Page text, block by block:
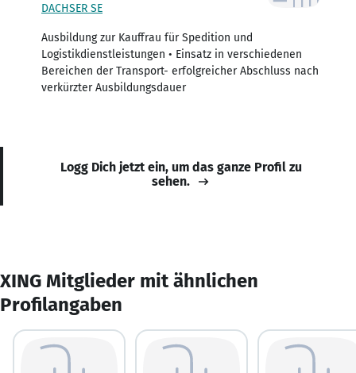
DACHSER SE
Ausbildung zur Kauffrau für Spedition und
Logistikdienstleistungen • Einsatz in verschiedenen
Bereichen der Transport- erfolgreicher Abschluss nach
verkürzter Ausbildungsdauer
Logg Dich jetzt ein, um das ganze Profil zu
sehen.
XING Mitglieder mit ähnlichen
Profilangaben